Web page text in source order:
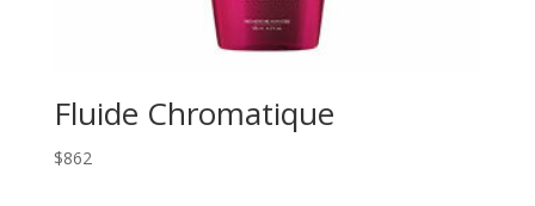
Fluide Chromatique
$862